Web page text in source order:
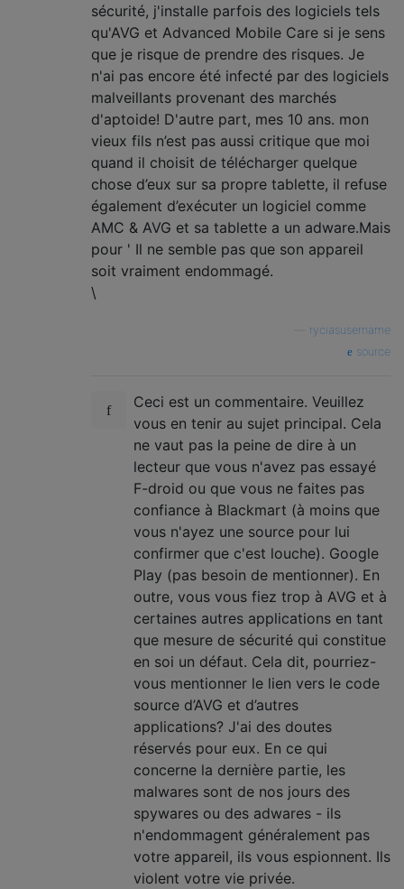
sécurité, j'installe parfois des logiciels tels
qu'AVG et Advanced Mobile Care si je sens
que je risque de prendre des risques. Je
n'ai pas encore été infecté par des logiciels
malveillants provenant des marchés
d'aptoide! D'autre part, mes 10 ans. mon
vieux fils n’est pas aussi critique que moi
quand il choisit de télécharger quelque
chose d’eux sur sa propre tablette, il refuse
également d’exécuter un logiciel comme
AMC & AVG et sa tablette a un adware.Mais
pour ' Il ne semble pas que son appareil
soit vraiment endommagé.
\
ryciasusername
source
Ceci est un commentaire. Veuillez
vous en tenir au sujet principal. Cela
ne vaut pas la peine de dire à un
lecteur que vous n'avez pas essayé
F-droid ou que vous ne faites pas
confiance à Blackmart (à moins que
vous n'ayez une source pour lui
confirmer que c'est louche). Google
Play (pas besoin de mentionner). En
outre, vous vous fiez trop à AVG et à
certaines autres applications en tant
que mesure de sécurité qui constitue
en soi un défaut. Cela dit, pourriez-
vous mentionner le lien vers le code
source d’AVG et d’autres
applications? J'ai des doutes
réservés pour eux. En ce qui
concerne la dernière partie, les
malwares sont de nos jours des
spywares ou des adwares - ils
n'endommagent généralement pas
votre appareil, ils vous espionnent. Ils
violent votre vie privée.